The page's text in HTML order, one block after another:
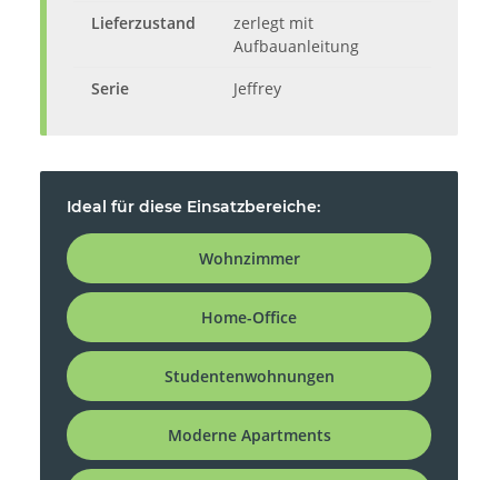
Lieferzustand
zerlegt mit
Aufbauanleitung
Serie
Jeffrey
Ideal für diese Einsatzbereiche:
Wohnzimmer
Home-Office
Studentenwohnungen
Moderne Apartments